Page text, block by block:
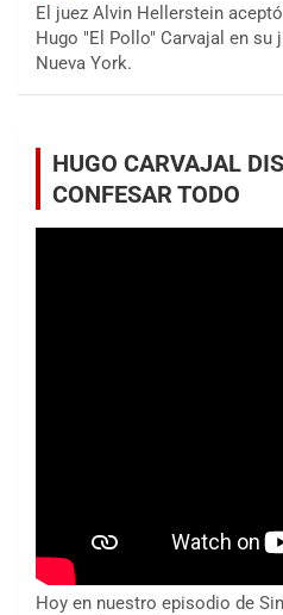
El juez Alvin Hellerstein
Hugo "El Pollo" Carvajal en
Nueva York.
HUGO CARVAJAL
CONFESAR TODO
Hoy en nuestro episodio de